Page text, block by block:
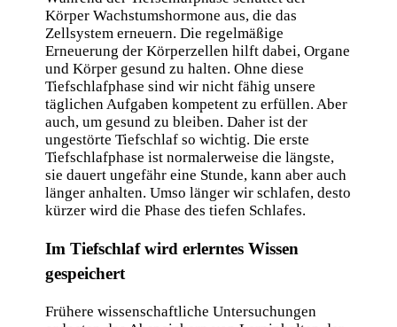
Körper Wachstumshormone aus, die das
Zellsystem erneuern. Die regelmäßige
Erneuerung der Körperzellen hilft dabei, Organe
und Körper gesund zu halten. Ohne diese
Tiefschlafphase sind wir nicht fähig unsere
täglichen Aufgaben kompetent zu erfüllen. Aber
auch, um gesund zu bleiben. Daher ist der
ungestörte Tiefschlaf so wichtig. Die erste
Tiefschlafphase ist normalerweise die längste,
sie dauert ungefähr eine Stunde, kann aber auch
länger anhalten. Umso länger wir schlafen, desto
kürzer wird die Phase des tiefen Schlafes.
Im Tiefschlaf wird erlerntes Wissen
gespeichert
Frühere wissenschaftliche Untersuchungen